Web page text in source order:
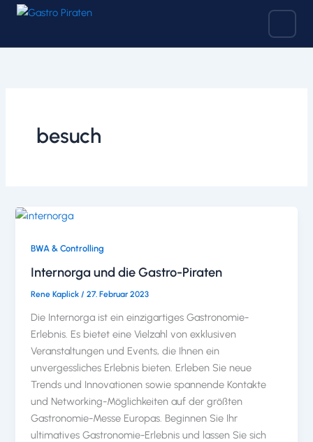
Zum
besuch
BWA & Controlling
Internorga und die Gastro-Piraten
Rene Kaplick/27. Februar 2023
Die Internorga ist ein einzigartiges Gastronomie-
Erlebnis. Es bietet eine Vielzahl von exklusiven
Veranstaltungen und Events, die Ihnen ein
unvergessliches Erlebnis bieten. Erleben Sie neue
Trends und Innovationen sowie spannende Kontakte
und Networking-Möglichkeiten auf der größten
Gastronomie-Messe Europas. Beginnen Sie Ihr
ultimatives Gastronomie-Erlebnis und lassen Sie sich